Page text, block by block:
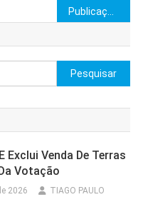
Publicações mais novas
Pesquisar
por:
Exclui Venda De Terras
Votação
2026 TIAGO PAULO